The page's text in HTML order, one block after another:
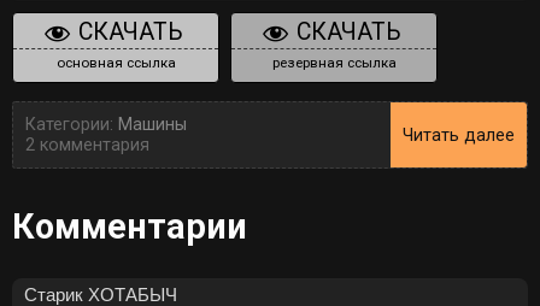
СКАЧАТЬ
основная ссылка
СКАЧАТЬ
резервная ссылка
Категории: Машины
2 комментария
Читать далее
Комментарии
Старик ХОТАБЫЧ